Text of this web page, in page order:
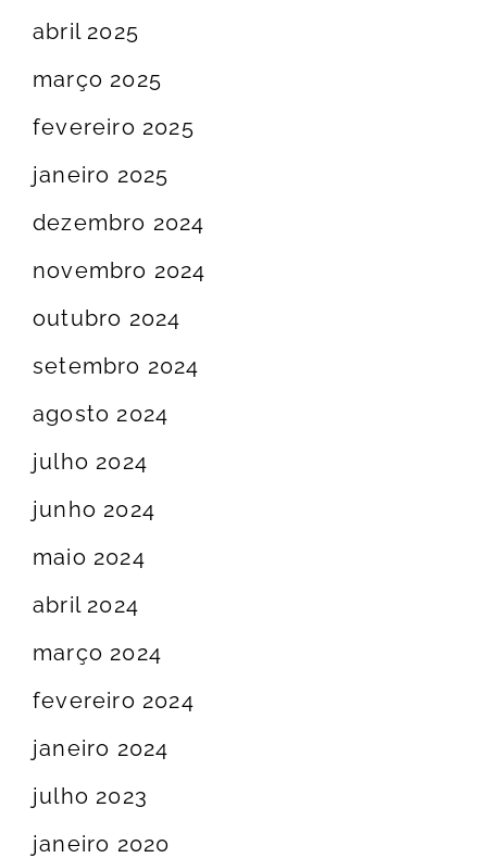
abril 2025
março 2025
fevereiro 2025
janeiro 2025
dezembro 2024
novembro 2024
outubro 2024
setembro 2024
agosto 2024
julho 2024
junho 2024
maio 2024
abril 2024
março 2024
fevereiro 2024
janeiro 2024
julho 2023
janeiro 2020